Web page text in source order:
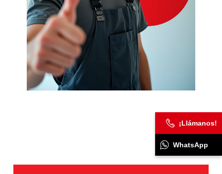
¡Llámanos!
WhatsApp